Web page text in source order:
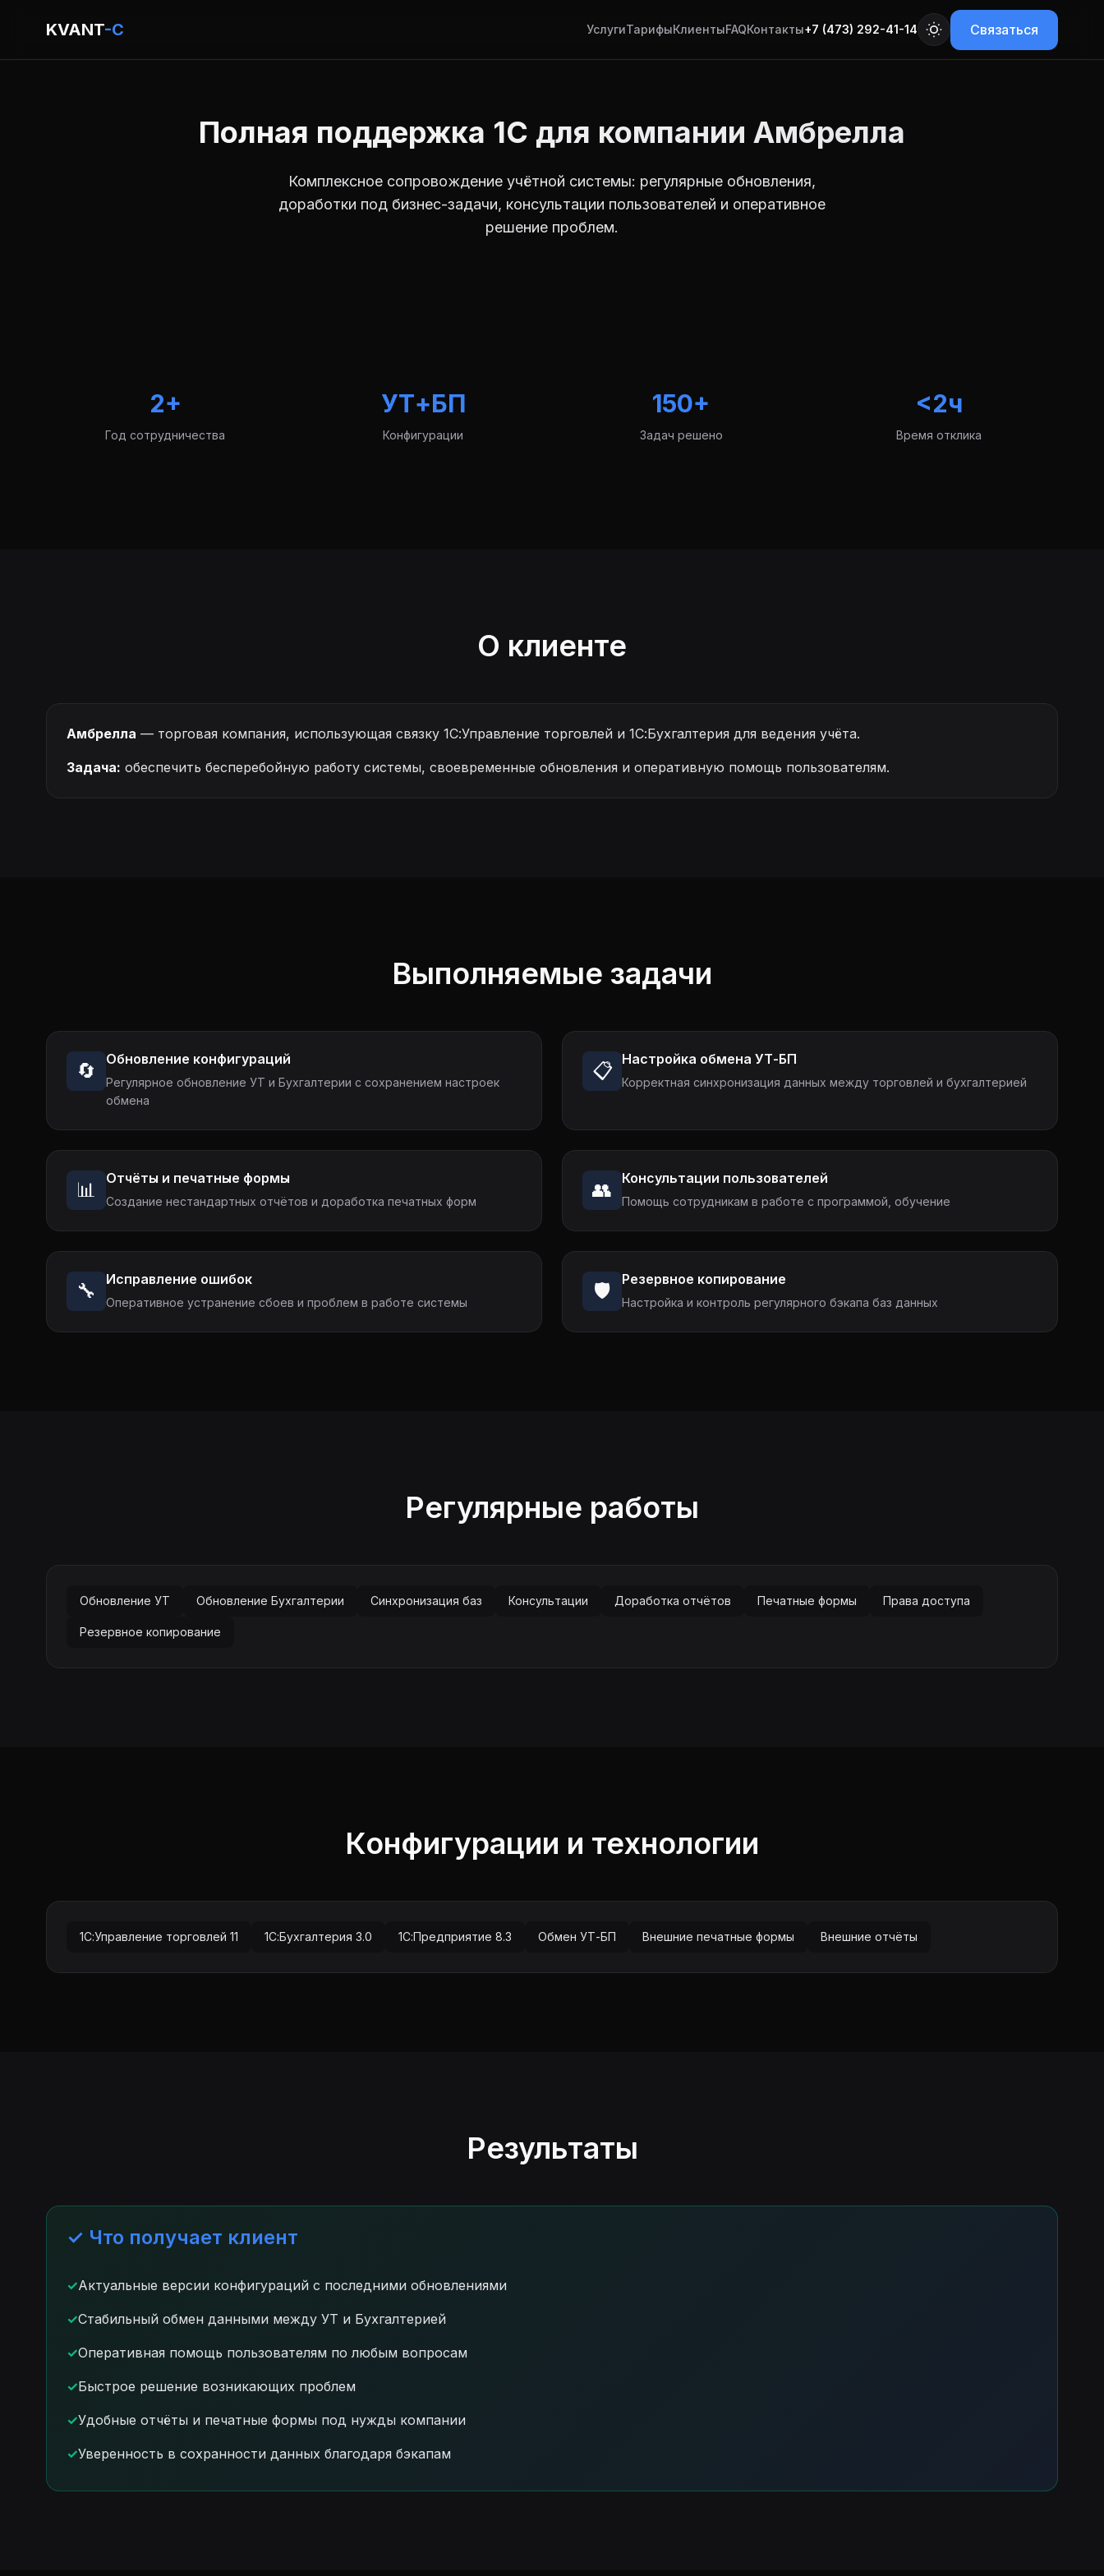
KVANT-C УслугиТарифыКлиентыFAQКонтакты+7 (473) 292-41-14 Связаться
Полная поддержка 1С для компании Амбрелла
Комплексное сопровождение учётной системы: регулярные обновления,
доработки под бизнес-задачи, консультации пользователей и оперативное
решение проблем.
2+
Год сотрудничества
УТ+БП
Конфигурации
150+
Задач решено
<2ч
Время отклика
О клиенте
Амбрелла — торговая компания, использующая связку 1С:Управление торговлей и 1С:Бухгалтерия для ведения учёта.
Задача: обеспечить бесперебойную работу системы, своевременные обновления и оперативную помощь пользователям.
Выполняемые задачи
🔄 Обновление конфигураций
Регулярное обновление УТ и Бухгалтерии с сохранением настроек
обмена
📋 Настройка обмена УТ-БП
Корректная синхронизация данных между торговлей и бухгалтерией
📊 Отчёты и печатные формы
Создание нестандартных отчётов и доработка печатных форм 👥 Консультации пользователей
Помощь сотрудникам в работе с программой, обучение
🔧 Исправление ошибок
Оперативное устранение сбоев и проблем в работе системы 🛡️ Резервное копирование
Настройка и контроль регулярного бэкапа баз данных
Регулярные работы
Обновление УТ Обновление Бухгалтерии Синхронизация баз Консультации Доработка отчётов Печатные формы Права доступа
Резервное копирование
Конфигурации и технологии
1С:Управление торговлей 11 1С:Бухгалтерия 3.0 1С:Предприятие 8.3 Обмен УТ-БП Внешние печатные формы Внешние отчёты
Результаты
✓ Что получает клиент
Актуальные версии конфигураций с последними обновлениями
Стабильный обмен данными между УТ и Бухгалтерией
Оперативная помощь пользователям по любым вопросам
Быстрое решение возникающих проблем
Удобные отчёты и печатные формы под нужды компании
Уверенность в сохранности данных благодаря бэкапам